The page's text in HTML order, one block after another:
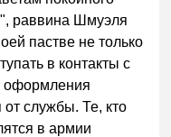
раввина Шмуэля
пастве не только
в контакты с
оформления
службы. Те, кто
в армии